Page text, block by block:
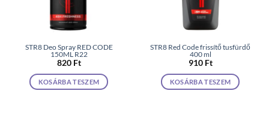
STR8 Deo Spray RED CODE
150ML R22
820 Ft
KOSÁRBA TESZEM
STR8 Red Code frissítő tusfürdő
400 ml
910 Ft
KOSÁRBA TESZEM